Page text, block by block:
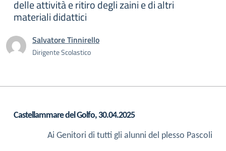
delle attività e ritiro degli zaini e di altri
materiali didattici
Salvatore Tinnirello
Dirigente Scolastico
Castellammare del Golfo,30.04.2025
Ai Genitori di tutti gli alunni del plesso Pascoli